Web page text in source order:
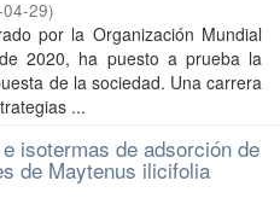
29)
por la Organización Mundial
2020, ha puesto a prueba la
de la sociedad. Una carrera
...
isotermas de adsorción de
de Maytenus ilicifolia